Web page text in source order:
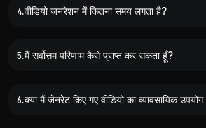
4.वीडियो जनरेशन में कितना समय लगता है?
5.मैं सर्वोत्तम परिणाम कैसे प्राप्त कर सकता हूँ?
6.क्या मैं जेनरेट किए गए वीडियो का व्यावसायिक